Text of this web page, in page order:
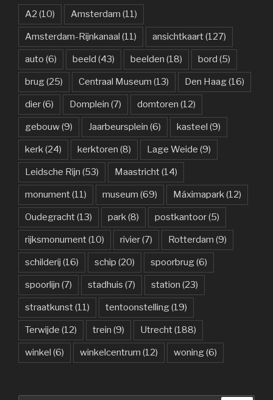
A2 (10) Amsterdam (11)
Amsterdam-Rijnkanaal (11) ansichtkaart(127)
auto (6) beeld (43) beelden (18) bord (5)
brug(25) Centraal Museum (13) Den Haag(16)
dier(6) Domplein (7) domtoren (12)
gebouw(9) Jaarbeursplein (6) kasteel (9)
kerk(24) kerktoren (8) Lage Weide (9)
Leidsche Rijn (53) Maastricht(14)
monument(11) museum (69) Máximapark(12)
Oudegracht(13) park(8) postkantoor(5)
rijksmonument(10) rivier(7) Rotterdam (9)
schilderij (16) schip (20) spoorbrug(6)
spoorlijn (7) stadhuis (7) station (23)
straatkunst(11) tentoonstelling(19)
Terwijde (12) trein (9) Utrecht(188)
winkel (6) winkelcentrum (12) woning(6)